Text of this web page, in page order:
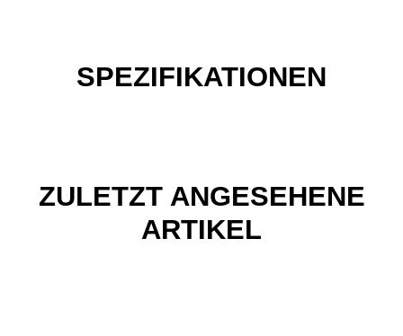
SPEZIFIKATIONEN
ZULETZT ANGESEHENE
ARTIKEL